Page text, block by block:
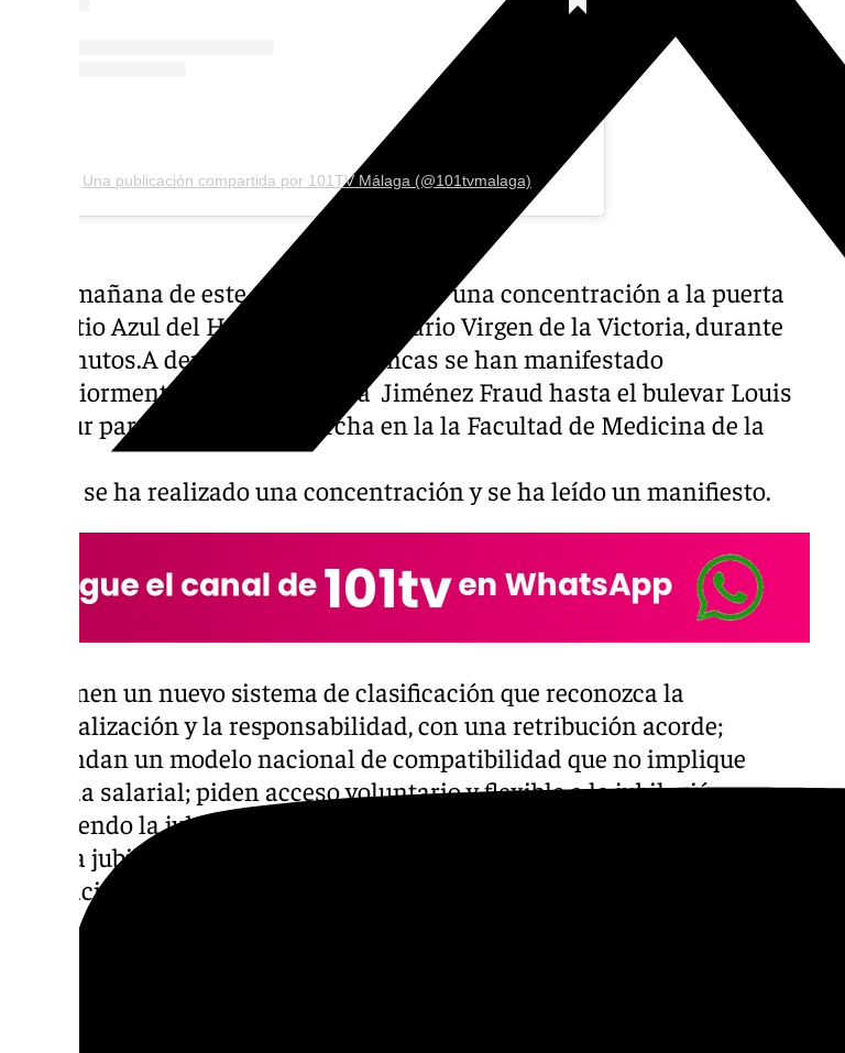
Youtube
Una publicación compartida por 101TV Málaga (@101tvmalaga)
En la mañana de este martes ha habido una concentración a la puerta
del Patio Azul del Hospital Universitario Virgen de la Victoria, durante
20 minutos.A demás, las batas blancas se han manifestado
posteriormente desde la rotonda Jiménez Fraud hasta el bulevar Louis
Pasteur para culminar la marcha en la la Facultad de Medicina de la
donde se ha realizado una concentración y se ha leído un manifiesto.
Proponen un nuevo sistema de clasificación que reconozca la
especialización y la responsabilidad, con una retribución acorde;
demandan un modelo nacional de compatibilidad que no implique
pérdida salarial; piden acceso voluntario y flexible a la jubilación,
incluyendo la jubilación parcial y el reconocimiento de la penosidad
para la jubilación anticipada sin penalizaciones; solicitan un modelo de
evaluación positivo e incentivador y